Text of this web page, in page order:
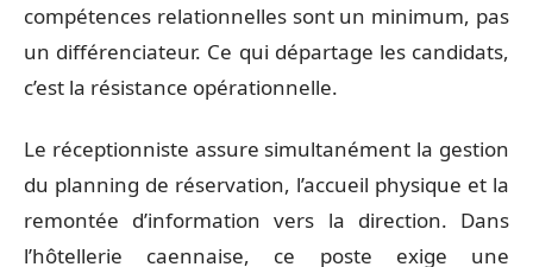
compétences relationnelles sont un minimum, pas
un différenciateur. Ce qui départage les candidats,
c’est la résistance opérationnelle.
Le réceptionniste assure simultanément la gestion
du planning de réservation, l’accueil physique et la
remontée d’information vers la direction. Dans
l’hôtellerie caennaise, ce poste exige une